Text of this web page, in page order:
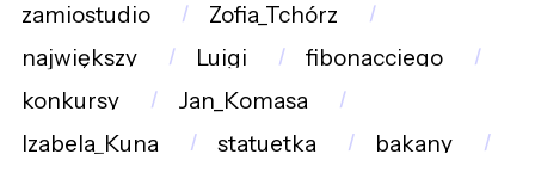
zamiostudio
Zofia_Tchórz
największy
Luigi
fibonacciego
konkursy
Jan_Komasa
Izabela_Kuna
statuetka
bakany